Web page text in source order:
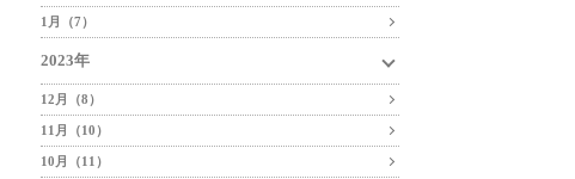
1月（7）
2023年
12月（8）
11月（10）
10月（11）